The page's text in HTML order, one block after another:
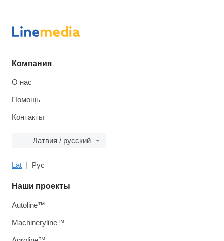
Компания
О нас
Помощь
Контакты
Латвия / русский
Lat Рус
Наши проекты
Autoline™
Machineryline™